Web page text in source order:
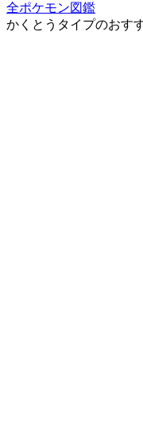
全ポケモン図鑑
かくとうタイプのおす